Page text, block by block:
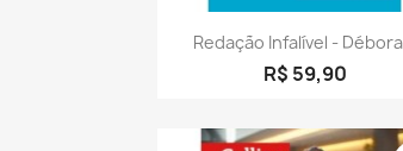
Visualização rápida
Redação Infalível -
R$ 59,90